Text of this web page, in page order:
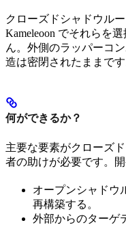
クローズドシャドウル
Kameleoon でそれらを
ん。外側のラッパーコ
造は密閉されたままです
何ができるか？
主要な要素がクローズ
者の助けが必要です。
オープンシャドウ
再構築する。
外部からのターゲ